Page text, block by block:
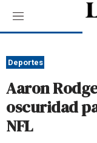
M
e
ú
Deportes
Aaron
oscuridad
NFL